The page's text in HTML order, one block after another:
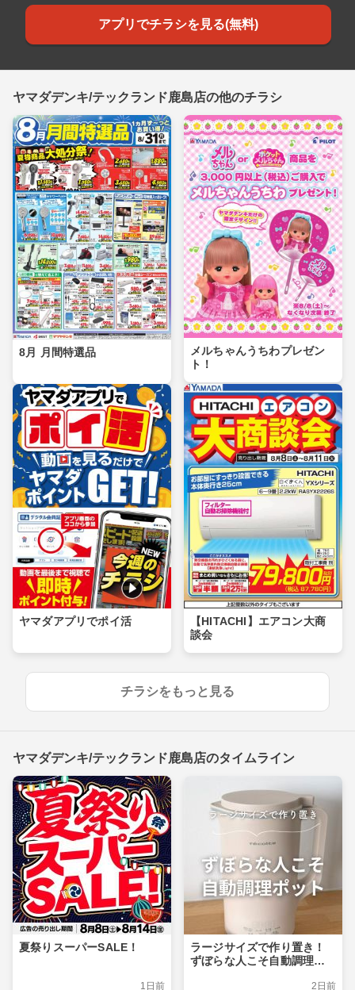
アプリでチラシを見る(無料)
ヤマダデンキ/テックランド鹿島店の他のチラシ
8月 月間特選品
メルちゃんうちわプレゼン
ト！
ヤマダアプリでポイ活
【HITACHI】エアコン大商
談会
チラシをもっと見る
ヤマダデンキ/テックランド鹿島店のタイムライン
夏祭りスーパーSALE！
1日前
ラージサイズで作り置き！
ずぼらな人こそ自動調理ポ
2日前